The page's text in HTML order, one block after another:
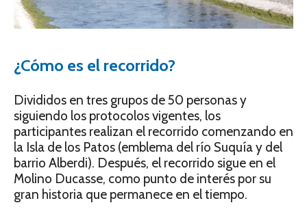
¿Cómo es el recorrido?
Divididos en tres grupos de 50 personas y
siguiendo los protocolos vigentes, los
participantes realizan el recorrido comenzando en
la Isla de los Patos (emblema del río Suquía y del
barrio Alberdi). Después, el recorrido sigue en el
Molino Ducasse, como punto de interés por su
gran historia que permanece en el tiempo.